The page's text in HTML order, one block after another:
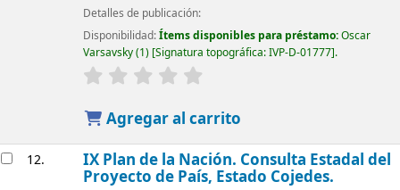
Detalles de publicación:
Disponibilidad:Ítems disponibles para préstamo:Oscar
Varsavsky(1) Signatura topográfica:IVP-D-01777 .
Agregar al carrito
12. IX Plan de la Nación. Consulta Estadal del
Proyecto de País, Estado Cojedes.